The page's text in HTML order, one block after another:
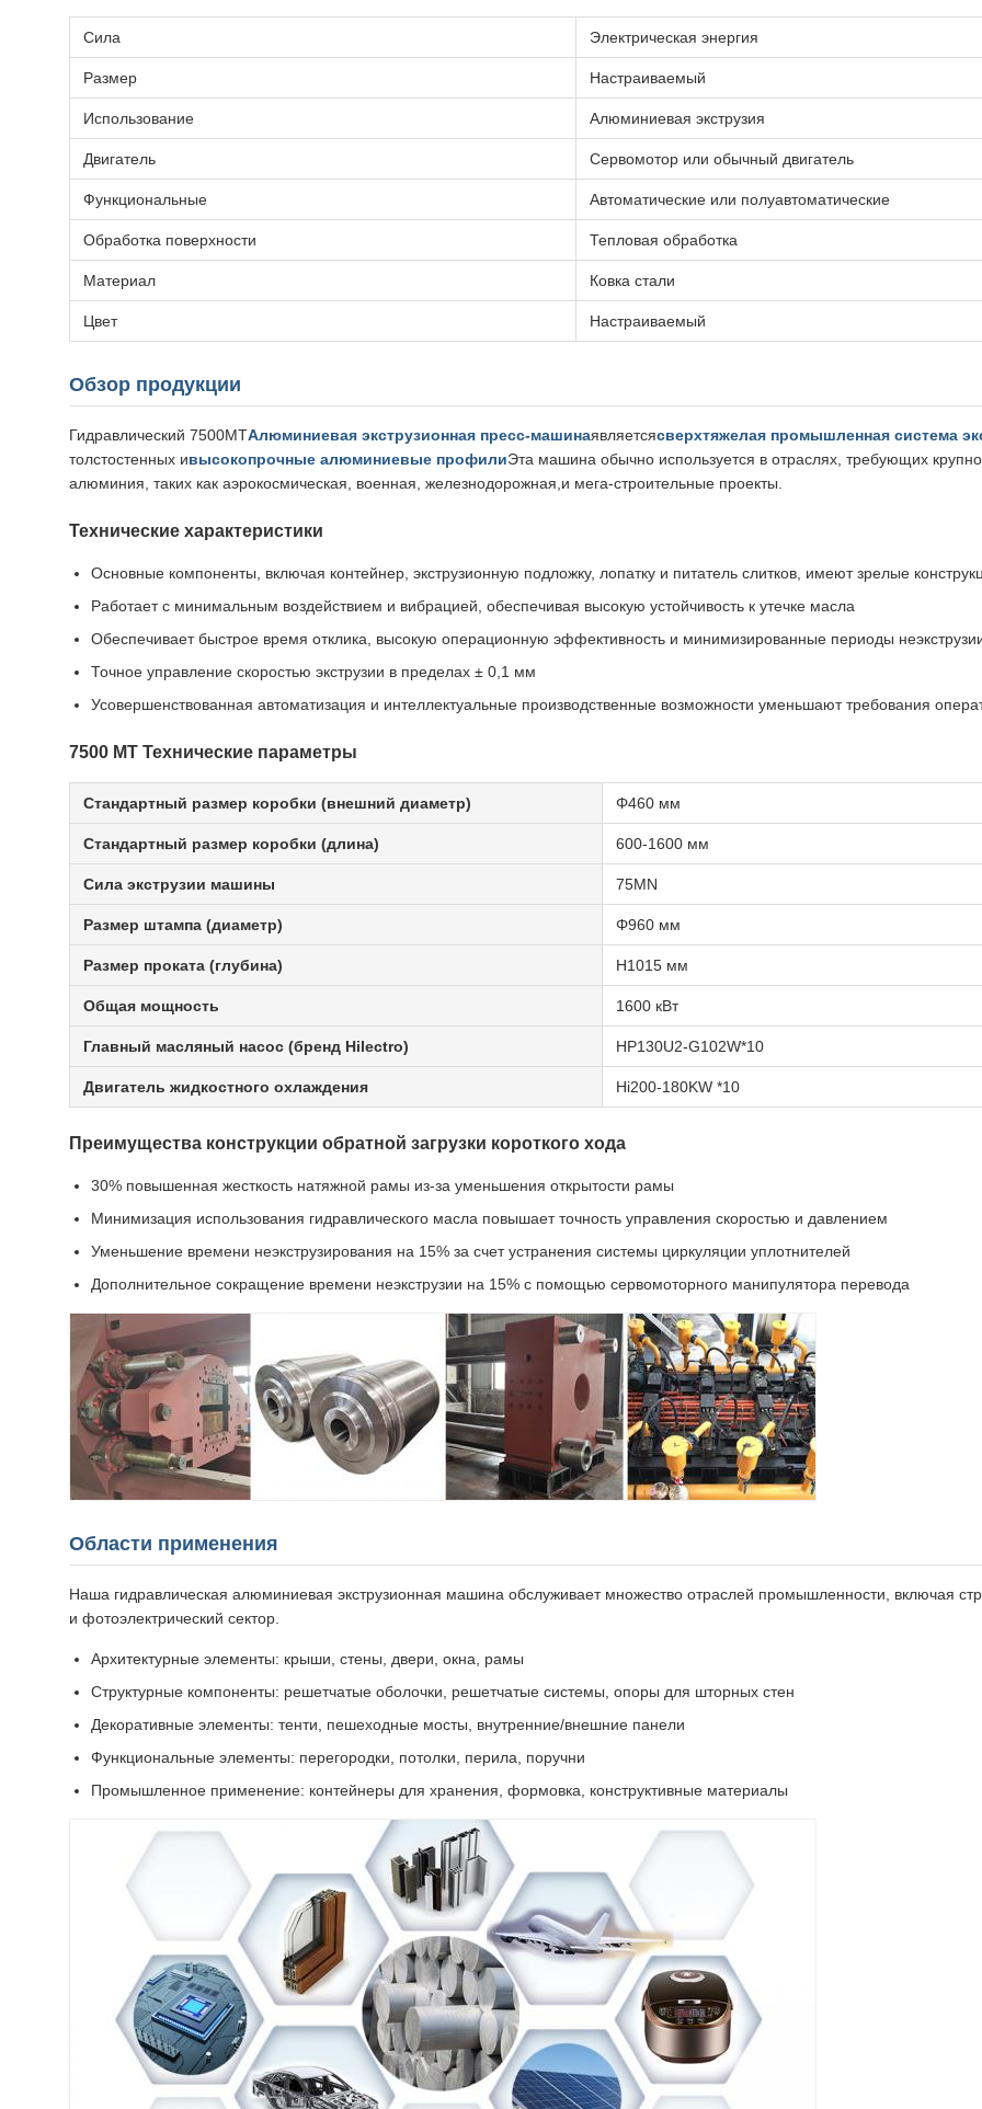
Сила Электрическая энергия
Размер Настраиваемый
Использование Алюминиевая экструзия
Двигатель Сервомотор или обычный двигатель
Функциональные Автоматические или полуавтоматические
Обработка поверхности Тепловая обработка
Материал Ковка стали
Цвет Настраиваемый
Обзор продукции
Гидравлический 7500MTАлюминиевая экструзионная пресс-машинаявляетсясверхтяжелая промышленная система
толстостенных ивысокопрочные алюминиевые профилиЭта машина обычно используется в отраслях, требующих
алюминия, таких как аэрокосмическая, военная, железнодорожная,и мега-строительные проекты.
Технические характеристики
Основные компоненты, включая контейнер, экструзионную подложку, лопатку и питатель слитков, имеют зрелые
Работает с минимальным воздействием и вибрацией, обеспечивая высокую устойчивость к утечке масла
Обеспечивает быстрое время отклика, высокую операционную эффективность и минимизированные периоды
Точное управление скоростью экструзии в пределах ± 0,1 мм
Усовершенствованная автоматизация и интеллектуальные производственные возможности уменьшают требования
7500 МТ Технические параметры
Стандартный размер коробки (внешний диаметр) Φ460 мм
Стандартный размер коробки (длина) 600-1600 мм
Сила экструзии машины 75MN
Размер штампа (диаметр) Φ960 мм
Размер проката (глубина) H1015 мм
Общая мощность 1600 кВт
Главный масляный насос (бренд Hilectro) HP130U2-G102W*10
Двигатель жидкостного охлаждения Hi200-180KW *10
Преимущества конструкции обратной загрузки короткого хода
30% повышенная жесткость натяжной рамы из-за уменьшения открытости рамы
Минимизация использования гидравлического масла повышает точность управления скоростью и давлением
Уменьшение времени неэкструзирования на 15% за счет устранения системы циркуляции уплотнителей
Дополнительное сокращение времени неэкструзии на 15% с помощью сервомоторного манипулятора перевода
Области применения
Наша гидравлическая алюминиевая экструзионная машина обслуживает множество отраслей промышленности, включая
и фотоэлектрический сектор.
Архитектурные элементы: крыши, стены, двери, окна, рамы
Структурные компоненты: решетчатые оболочки, решетчатые системы, опоры для шторных стен
Декоративные элементы: тенти, пешеходные мосты, внутренние/внешние панели
Функциональные элементы: перегородки, потолки, перила, поручни
Промышленное применение: контейнеры для хранения, формовка, конструктивные материалы